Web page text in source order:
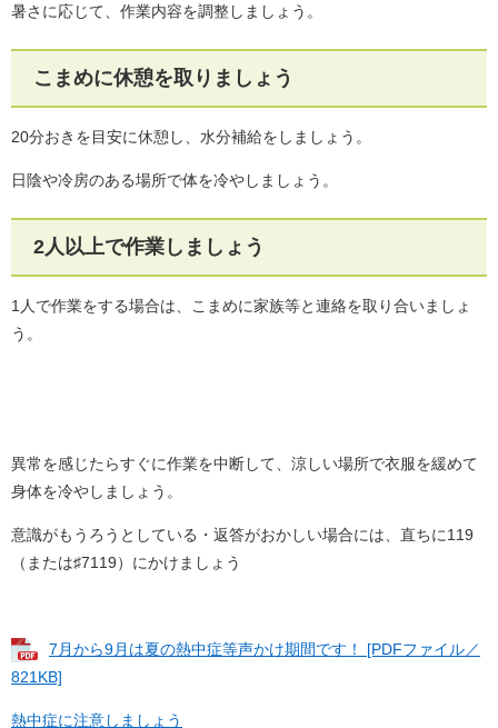
暑さに応じて、作業内容を調整しましょう。
こまめに休憩を取りましょう
20分おきを目安に休憩し、水分補給をしましょう。
日陰や冷房のある場所で体を冷やしましょう。
2人以上で作業しましょう
1人で作業をする場合は、こまめに家族等と連絡を取り合いましょ
う。
異常を感じたらすぐに作業を中断して、涼しい場所で衣服を緩めて
身体を冷やしましょう。
意識がもうろうとしている・返答がおかしい場合には、直ちに119
（または♯7119）にかけましょう
7月から9月は夏の熱中症等声かけ期間です！ [PDFファイル／
821KB]
熱中症に注意しましょう